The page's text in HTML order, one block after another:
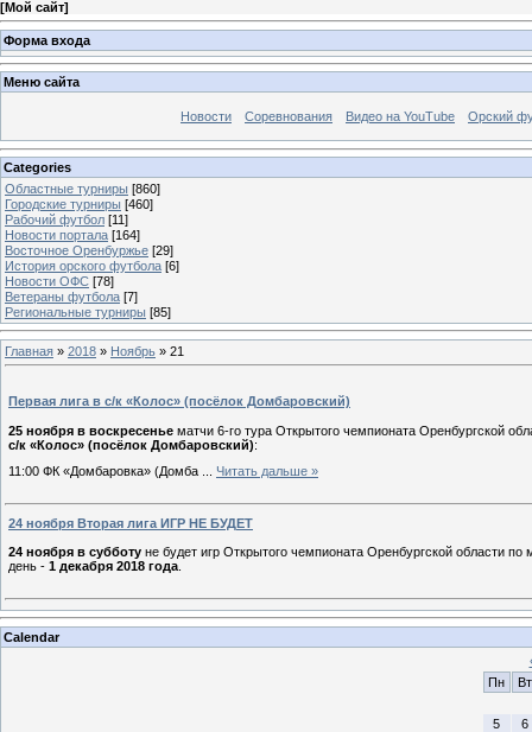
[Мой сайт]
Форма входа
Меню сайта
Новости Соревнования Видео на YouTube Орский
Categories
Областные турниры [860]
Городские турниры [460]
Рабочий футбол [11]
Новости портала [164]
Восточное Оренбуржье [29]
История орского футбола [6]
Новости ОФС [78]
Ветераны футбола [7]
Региональные турниры [85]
Главная » 2018 » Ноябрь » 21
Первая лига в с/к «Колос» (посёлок Домбаровский)
25 ноября в воскресенье матчи 6-го тура Открытого чемпионата Оренбургской
с/к «Колос» (посёлок Домбаровский):
11:00 ФК «Домбаровка» (Домба
Читать дальше »
24 ноября Вторая лига ИГР НЕ БУДЕТ
24 ноября в субботу не будет игр Открытого чемпионата Оренбургской области
день - 1 декабря 2018 года
Calendar
Пн
Вт
5
6